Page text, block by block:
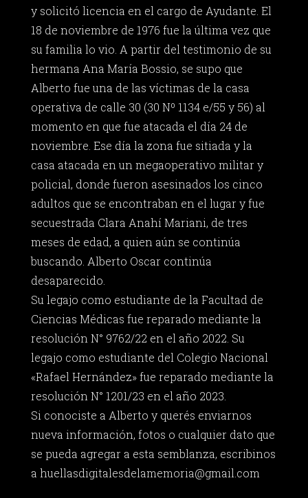
y solicitó licencia en el cargo de Ayudante. El
18 de noviembre de 1976 fue la última vez que
su familia lo vio. A partir del testimonio de su
hermana Ana María Bossio, se supo que
Alberto fue una de las víctimas de la casa
operativa de calle 30 (30 Nº 1134 e/55 y 56) al
momento en que fue atacada el día 24 de
noviembre. Ese día la zona fue sitiada y la
casa atacada en un megaoperativo militar y
policial, donde fueron asesinados los cinco
adultos que se encontraban en el lugar y fue
secuestrada Clara Anahí Mariani, de tres
meses de edad, a quien aún se continúa
buscando. Alberto Oscar continúa
desaparecido.
Su legajo como estudiante de la Facultad de
Ciencias Médicas fue reparado mediante la
resolución N° 9762/22 en el año 2022. Su
legajo como estudiante del Colegio Nacional
«Rafael Hernández» fue reparado mediante la
resolución N° 1201/23 en el año 2023.
Si conociste a Alberto y querés enviarnos
nueva información, fotos o cualquier dato que
se pueda agregar a esta semblanza, escribinos
a huellasdigitalesdelamemoria@gmail.com